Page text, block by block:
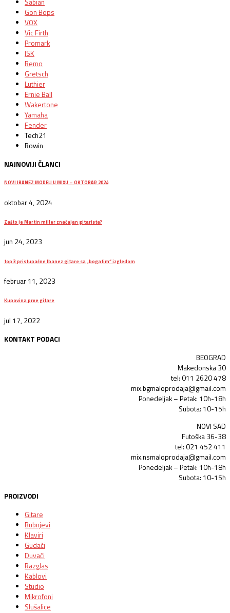
Gon Bops
VOX
Vic Firth
Promark
ISK
Remo
Gretsch
Luthier
Ernie Ball
Wakertone
Yamaha
Fender
Tech21
Rowin
NAJNOVIJI ČLANCI
NOVI IBANEZ MODELI U MIXU – OKTOBAR 2024
oktobar 4, 2024
Zašto je Martin miller značajan gitarista?
jun 24, 2023
top 3 pristupačne Ibanez gitare sa „bogatim“ izgledom
februar 11, 2023
Kupovina prve gitare
jul 17, 2022
KONTAKT PODACI
BEOGRAD
Makedonska 30
tel: 011 2620 478
mix.bgmaloprodaja@gmail.com
Ponedeljak – Petak: 10h-18h
Subota: 10-15h
NOVI SAD
Futoška 36-38
tel: 021 452 411
mix.nsmaloprodaja@gmail.com
Ponedeljak – Petak: 10h-18h
Subota: 10-15h
PROIZVODI
Gitare
Bubnjevi
Klaviri
Gudači
Duvači
Razglas
Kablovi
Studio
Mikrofoni
Slušalice